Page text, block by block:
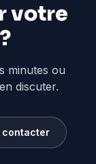
votre
minutes ou
discuter.
contacter